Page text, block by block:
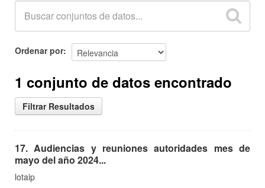
Ordenar por
1 conjunto de datos encontrado
Filtrar Resultados
17. Audiencias y reuniones autoridades mes de
mayo del año 2024...
lotaip